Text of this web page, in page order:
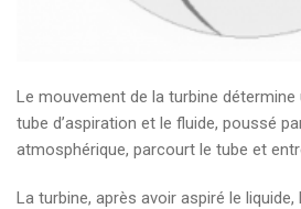
Le mouvement de la turbine
tube d’aspiration et le fluide, poussé
atmosphérique, parcourt le tube et
La turbine, après avoir aspiré le